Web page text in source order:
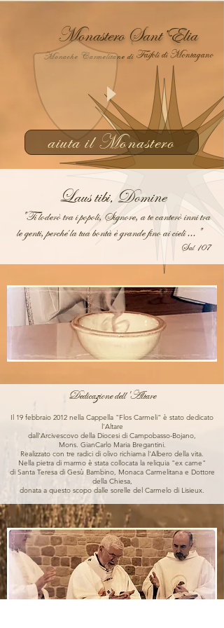
Monastero Sant’Elia
Monache Carmelitane di Faifoli di Montagano
aiuta il Monastero
Laus tibi, Domine
"Ti loderò tra i popoli, Signore, a te canterò inni tra
le genti, perché la tua bontà è grande fino ai cieli ..."
Sal 107
Dedicazione dell'Altare
Il 19 febbraio 2012 nella Cappella "Flos Carmeli" è stato dedicato
l'Altare
dall'Arcivescovo della Diocesi di Campobasso-Bojano,
Mons. GianCarlo Maria Bregantini.
Realizzato con tre radici di olivo richiama l'Albero della vita.
Nella pietra di marmo è stata collocata la reliquia "ex carne"
di Santa Teresa di Gesù Bambino, Monaca Carmelitana e Dottore
della Chiesa,
donata a questo scopo dalle sorelle del Carmelo di Lisieux.